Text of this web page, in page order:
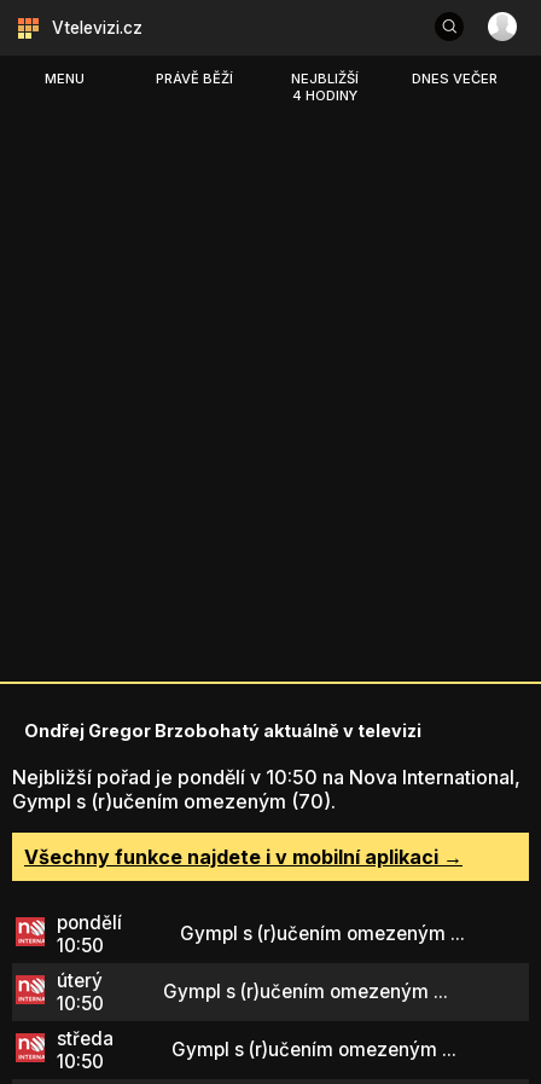
Vtelevizi.cz
MENU PRÁVĚ BĚŽÍ
NEJBLIŽŠÍ
4 HODINY
DNES VEČER
Ondřej Gregor Brzobohatý aktuálně v televizi
Nejbližší pořad je pondělí v 10:50 na Nova International,
Gympl s (r)učením omezeným (70).
Všechny funkce najdete i v mobilní aplikaci →
pondělí
10:50
Gympl s (r)učením omezeným ...
úterý
10:50
Gympl s (r)učením omezeným ...
středa
10:50
Gympl s (r)učením omezeným ...